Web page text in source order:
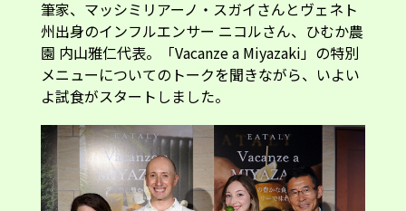
筆家、マッシミリアーノ・スガイさんとヴェネト
州出身のインフルエンサー ニコルさん、ひむか農
園 内山雅仁代表。「Vacanze a Miyazaki」の特別
メニューについてのトークを聞きながら、いよい
よ試食がスタートしました。